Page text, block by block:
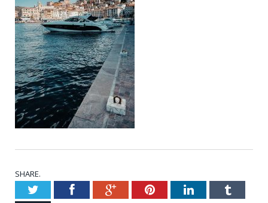
SHARE.
TwitterFacebookGoogle+PinterestLinkedInTumblr